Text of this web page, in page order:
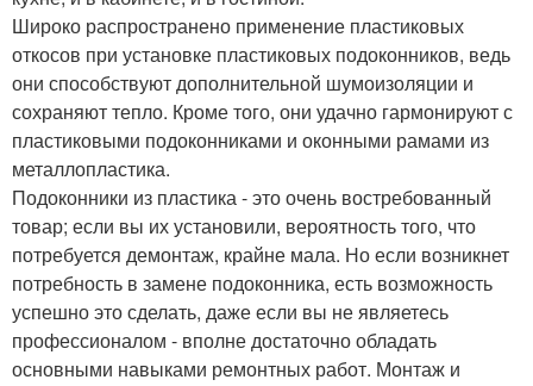
Широко распространено применение пластиковых
откосов при установке пластиковых подоконников, ведь
они способствуют дополнительной шумоизоляции и
сохраняют тепло. Кроме того, они удачно гармонируют с
пластиковыми подоконниками и оконными рамами из
металлопластика.
Подоконники из пластика - это очень востребованный
товар; если вы их установили, вероятность того, что
потребуется демонтаж, крайне мала. Но если возникнет
потребность в замене подоконника, есть возможность
успешно это сделать, даже если вы не являетесь
профессионалом - вполне достаточно обладать
основными навыками ремонтных работ. Монтаж и